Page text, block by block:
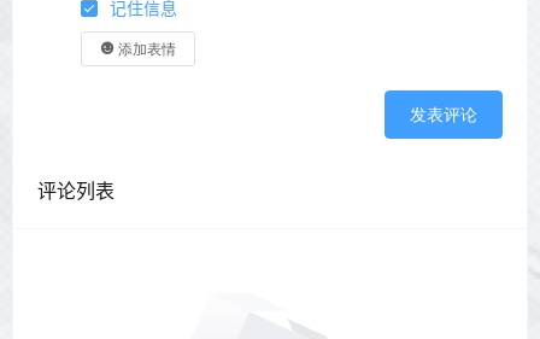
记住信息
添加表情
发表评论
评论列表